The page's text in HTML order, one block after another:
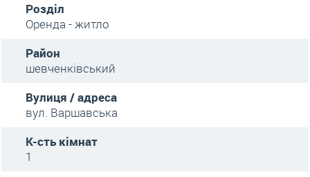
Розділ
Оренда - житло
Район
шевченківський
Вулиця / адреса
вул. Варшавська
К-сть кімнат
1